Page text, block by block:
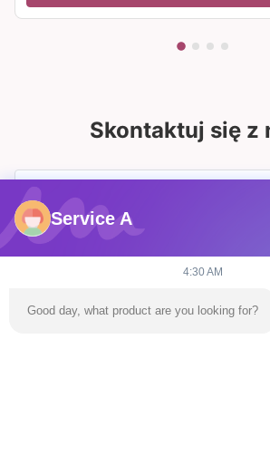
Skontaktuj się z
Service A
4:30 AM
Good day, what product are you looking for?